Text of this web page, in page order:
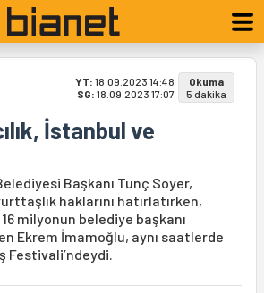
YT: 18.09.2023 14:48
SG: 18.09.2023 17:07
Okuma
5 dakika
İstanbul ve
Başkanı Tunç Soyer,
haklarını hatırlatırken,
milyonun belediye başkanı
Ekrem İmamoğlu, aynı saatlerde
Festivali’ndeydi.